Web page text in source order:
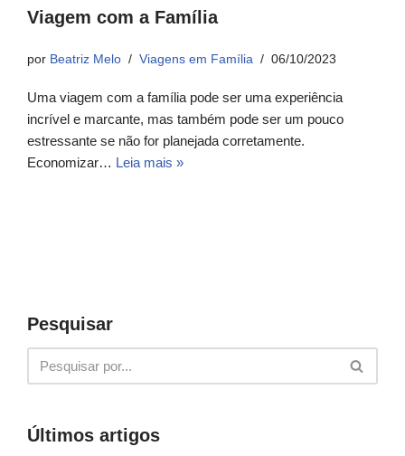
Viagem com a Família
por Beatriz Melo Viagens em Família 06/10/2023
Uma viagem com a família pode ser uma experiência
incrível e marcante, mas também pode ser um pouco
estressante se não for planejada corretamente.
Economizar… Leia mais »
Pesquisar
Últimos artigos